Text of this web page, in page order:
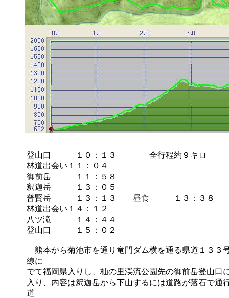
登山口 １０：１３ 全行程約９キロ
林道出会い１１：０４
御前岳 １１：５８
釈迦岳 １３：０５
普賢岳 １３：１３ 昼食 １３：３８
林道出会い１４：１２
八ツ滝 １４：４４
登山口 １５：０２
熊本から菊池市を通り竜門ダム横を通る県道１３３
線に
でて福岡県入りし、杣の里渓流公園先の御前岳登山口
入り、内容は釈迦岳から下山するには道路が落石で通
道